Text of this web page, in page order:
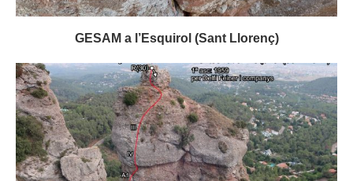
GESAM a l’Esquirol (Sant Llorenç)